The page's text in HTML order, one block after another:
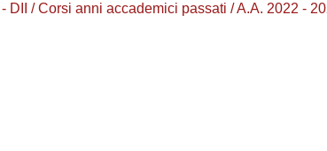
/ Corsi anni accademici passati / A.A. 2022 -